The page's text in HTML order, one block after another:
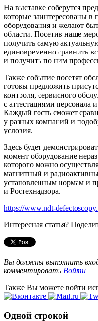
На выставке соберутся
которые заинтересованы в
оборудования и желают
области. Посетив наше
получить самую
единовременно сравнить
и получить по ним
Также событие посетят
готовы предложить
контроля, сервисного
с аттестациями
Каждый гость сможет
у разных компаний и
условия.
Здесь будет
момент оборудование
которого можно
магнитный и
установленным нормам и
и Ростехнадзора.
https://www.ndt-
Интересная статья?
Вы должны выполнить
комментировать Войти
Также Вы можете войти
Одной строкой